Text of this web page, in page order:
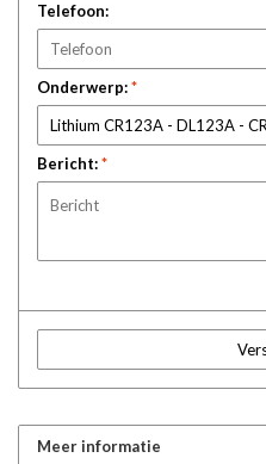
Telefoon:
Onderwerp:*
Bericht:*
Meer informatie